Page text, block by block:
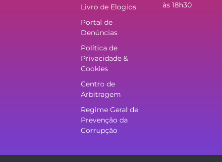
Livro de Elogios
Portal de
Denúncias
Política de
Privacidade &
Cookies
Centro de
Arbitragem
Regime Geral de
Prevenção da
Corrupção
às 18h30